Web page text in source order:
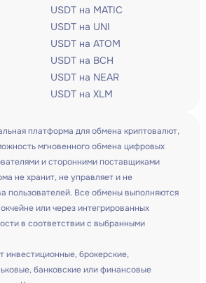
USDT на MATIC
USDT на UNI
USDT на ATOM
USDT на BCH
USDT на NEAR
USDT на XLM
платформа для обмена криптовалют,
мгновенного обмена цифровых
и сторонними поставщиками
не хранит, не управляет и не
пользователей. Все обмены выполняются
или через интегрированных
в соответствии с выбранными
инвестиционные, брокерские,
банковские или финансовые